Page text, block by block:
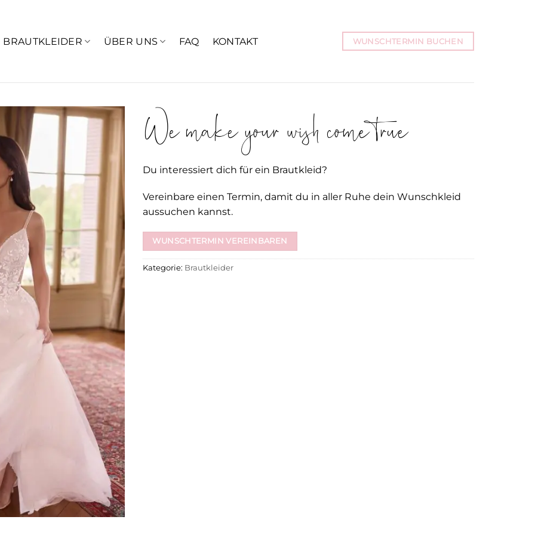
BRAUTKLEIDER ÜBER UNS FAQ KONTAKT WUNSCHTERMIN BUCHEN
We make your wish come true
Du interessiert dich für ein Brautkleid?
Vereinbare einen Termin, damit du in aller Ruhe dein Wunschkleid
aussuchen kannst.
WUNSCHTERMIN VEREINBAREN
Kategorie: Brautkleider